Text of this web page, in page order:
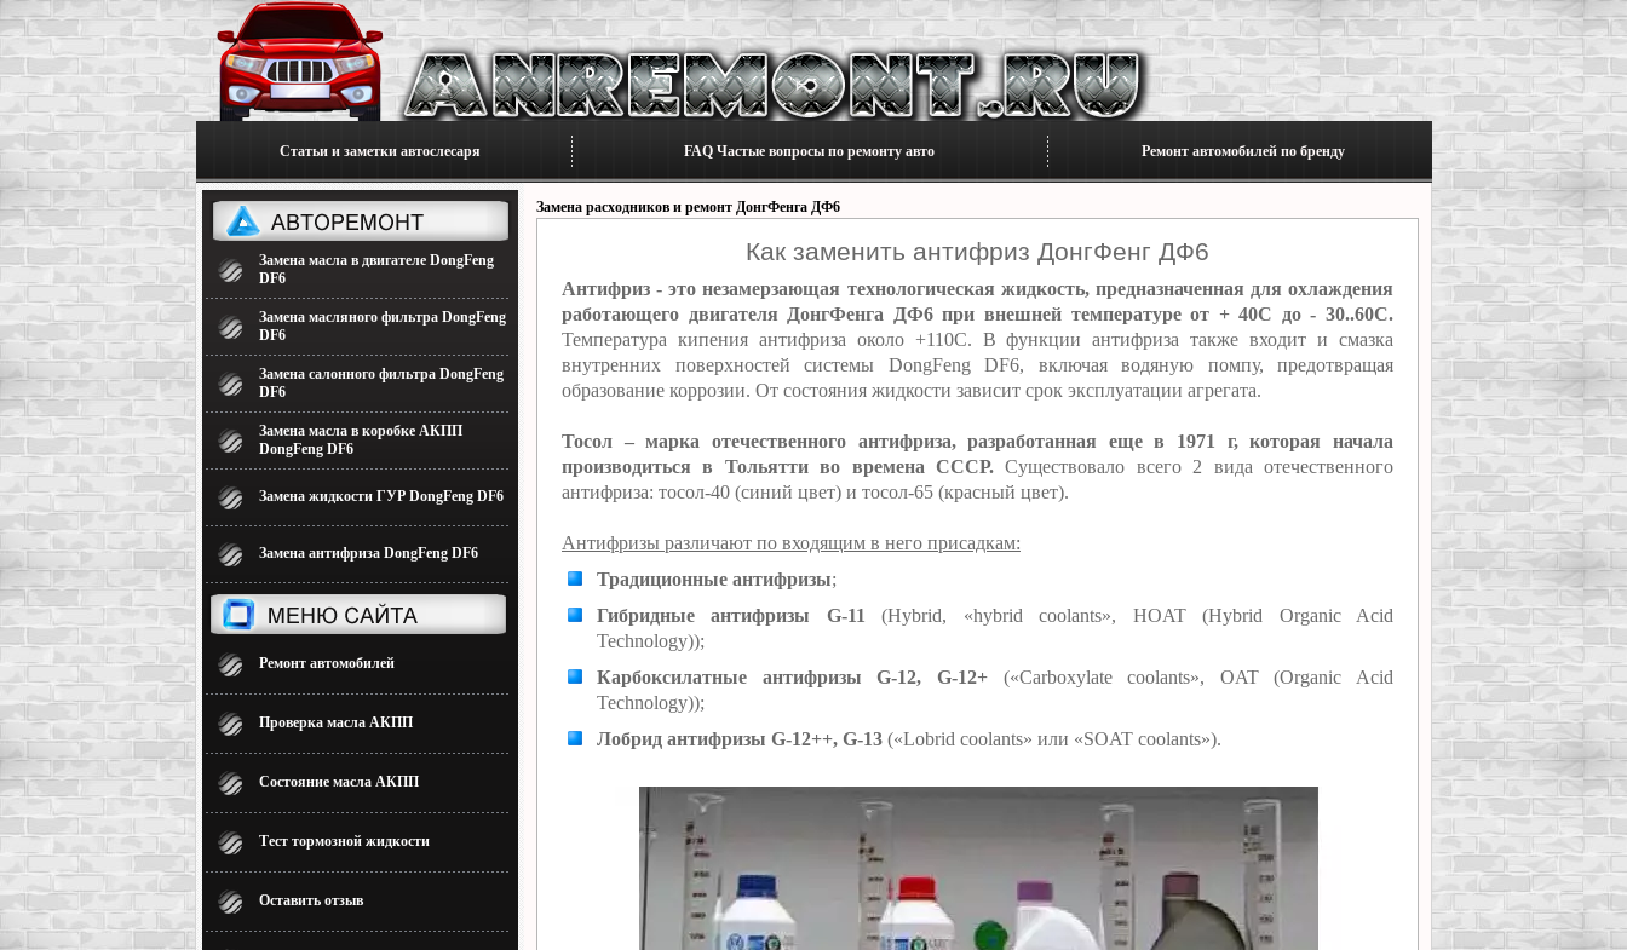
Статьи и заметки автослесаря FAQ Частые вопросы по ремонту авто Ремонт автомобилей по бренду
Замена масла в двигателе DongFeng
DF6
Замена масляного фильтра DongFeng
DF6
Замена салонного фильтра DongFeng
DF6
Замена масла в коробке АКПП
DongFeng DF6
Замена жидкости ГУР DongFeng DF6
Замена антифриза DongFeng DF6
Ремонт автомобилей
Проверка масла АКПП
Состояние масла АКПП
Тест тормозной жидкости
Оставить отзыв
Замена расходников и ремонт ДонгФенга ДФ6
Как заменить антифриз ДонгФенг ДФ6
Антифриз - это незамерзающая технологическая жидкость, предназначенная для охлаждения
работающего двигателя ДонгФенга ДФ6 при внешней температуре от + 40C до - 30..60C.
Температура кипения антифриза около +110С. В функции антифриза также входит и смазка
внутренних поверхностей системы DongFeng DF6, включая водяную помпу, предотвращая
образование коррозии. От состояния жидкости зависит срок эксплуатации агрегата.
Тосол – марка отечественного антифриза, разработанная еще в 1971 г, которая начала
производиться в Тольятти во времена СССР. Существовало всего 2 вида отечественного
антифриза: тосол-40 (синий цвет) и тосол-65 (красный цвет).
Антифризы различают по входящим в него присадкам:
Традиционные антифризы;
Гибридные антифризы G-11
(Hybrid, «hybrid coolants», HOAT (Hybrid Organic Acid
Technology));
Карбоксилатные антифризы G-12, G-12+(«Carboxylate coolants», OAT (Organic Acid
Technology));
Лобрид антифризы G-12++, G-13 («Lobrid coolants» или «SOAT coolants»).